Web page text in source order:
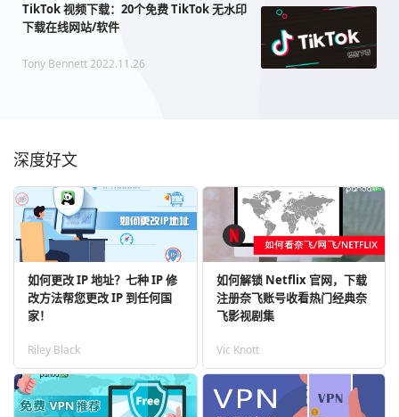
TikTok 视频下载：20个免费 TikTok 无水印
下载在线网站/软件
Tony Bennett 2022.11.26
深度好文
如何更改 IP 地址？七种 IP 修
改方法帮您更改 IP 到任何国
家！
Riley Black
如何解锁 Netflix 官网，下载
注册奈飞账号收看热门经典奈
飞影视剧集
Vic Knott